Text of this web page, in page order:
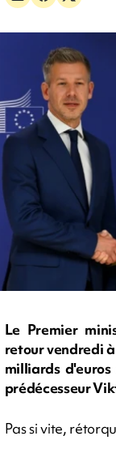
Le Premier
retour vendredi
milliards d'euros
prédécesseur
Pas si vite,